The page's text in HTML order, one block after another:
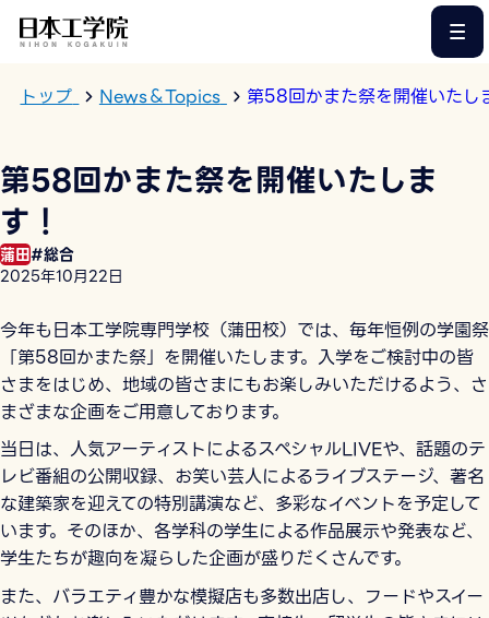
トップ News＆Topics 第58回かまた祭を開催いたし
第58回かまた祭を開催いたしま
す！
蒲田#総合
2025年10月22日
今年も日本工学院専門学校（蒲田校）では、毎年恒例の学園祭
「第58回かまた祭」を開催いたします。入学をご検討中の皆
さまをはじめ、地域の皆さまにもお楽しみいただけるよう、さ
まざまな企画をご用意しております。
当日は、人気アーティストによるスペシャルLIVEや、話題のテ
レビ番組の公開収録、お笑い芸人によるライブステージ、著名
な建築家を迎えての特別講演など、多彩なイベントを予定して
います。そのほか、各学科の学生による作品展示や発表など、
学生たちが趣向を凝らした企画が盛りだくさんです。
また、バラエティ豊かな模擬店も多数出店し、フードやスイー